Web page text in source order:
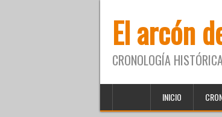
El arcón
CRONOLOGÍA
INICIO